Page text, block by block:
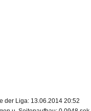
der Liga: 13.06.2014 20:52